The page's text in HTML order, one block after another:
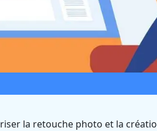
la retouche photo et la